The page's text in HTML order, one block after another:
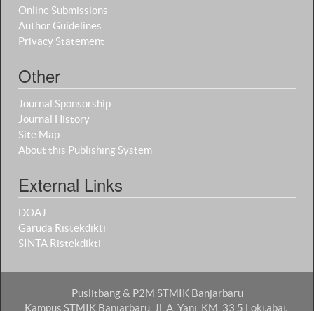
Online Submissions
Author Guidelines
Privacy Statement
Other
Journal Sponsorship
Journal History
Site Map
About this Publishing System
External Links
DOAJ
Garuda Ristekdikti
SINTA Ristekdikti
Puslitbang & P2M STMIK Banjarbaru
Kampus STMIK Banjarbaru, Jl. A. Yani, KM. 33,5 Loktabat,